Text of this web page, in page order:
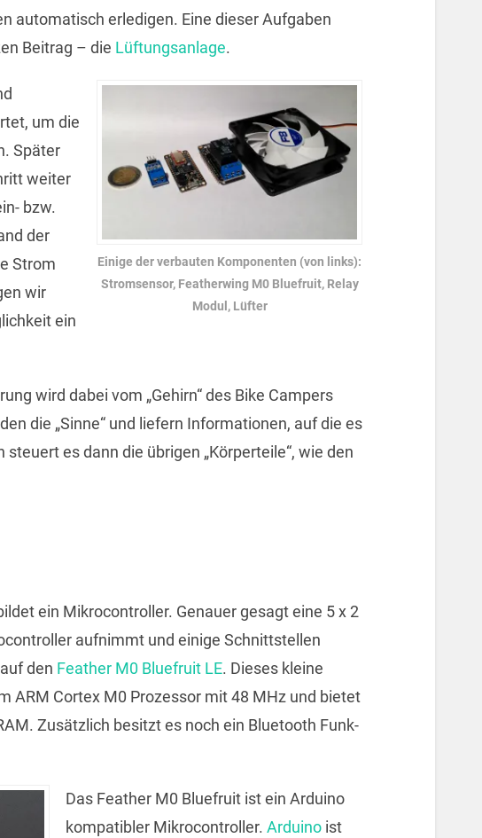
automatisch erledigen. Eine dieser Aufgaben
Beitrag – die Lüftungsanlage.
Einige der verbauten Komponenten (von links):
Stromsensor, Featherwing M0 Bluefruit, Relay
Modul, Lüfter
um die
Später
weiter
bzw.
der
Strom
wir
ein
wird dabei vom „Gehirn“ des Bike Campers
die „Sinne“ und liefern Informationen, auf die es
es dann die übrigen „Körperteile“, wie den
ein Mikrocontroller. Genauer gesagt eine 5 x 2
aufnimmt und einige Schnittstellen
den Feather M0 Bluefruit LE. Dieses kleine
ARM Cortex M0 Prozessor mit 48 MHz und bietet
Zusätzlich besitzt es noch ein Bluetooth Funk-
Das Feather M0 Bluefruit ist ein Arduino
kompatibler Mikrocontroller. Arduinoist